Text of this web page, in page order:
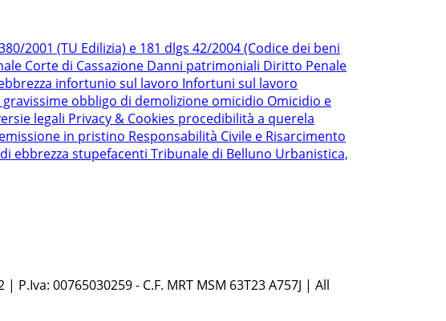
2001 (TU Edilizia) e 181 dlgs 42/2004 (Codice dei beni
Corte di Cassazione Danni patrimoniali Diritto Penale
infortunio sul lavoro Infortuni sul lavoro
obbligo di demolizione omicidio Omicidio e
legali Privacy & Cookies procedibilità a querela
in pristino Responsabilità Civile e Risarcimento
ebbrezza stupefacenti Tribunale di Belluno Urbanistica,
00765030259 - C.F. MRT MSM 63T23 A757J | All